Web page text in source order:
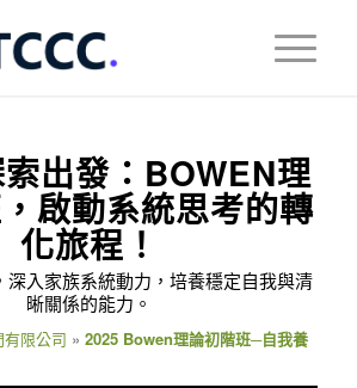
出發：BOWEN理
啟動系統思考的轉
化旅程！
深入家族系統動力，培養穩定自我與清
晰關係的能力。
限公司 » 2025 Bowen理論初階班─自我養